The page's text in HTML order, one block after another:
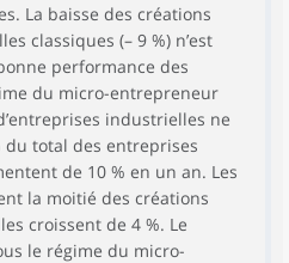
La baisse des créations
classiques (– 9 %) n’est
performance des
du micro-entrepreneur
industrielles ne
du total des entreprises
de 10 % en un an. Les
la moitié des créations
croissent de 4 %. Le
le régime du micro-